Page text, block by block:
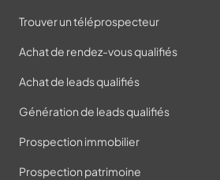
Trouver un téléprospecteur
Achat de rendez-vous qualifiés
Achat de leads qualifiés
Génération de leads qualifiés
Prospection immobilier
Prospection patrimoine